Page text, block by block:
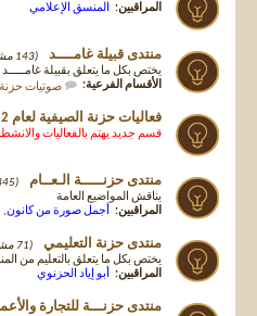
المراقبين:
المنسق الإعلامي
منتدى قبيلة غامــــد
(143 مشاهد)
يختص بكل ما يتعلق بقبيلة غامـــــد
الأقسام الفرعية:
صوتيات حزنة
فعاليات حزنة الصيفية لعام 1432
قسم جديد يهتم بالفعاليات والانشطة
منتدى حزنـــــة الـعــام
(345 مشاهد)
يناقش المواضيع العامة
المراقبين:
أجمل صورة من كانون,
منتدى حزنة التعليمي
(71 مشاهد)
يختص بكل ما يتعلق بالتعليم من
المراقبين:
أبو إياد الحزنوي
منتدى حزنـــة للتجارة